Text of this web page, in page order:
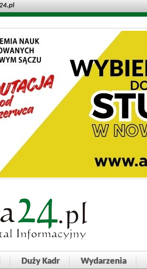
Duży Kadr Wydarzenia